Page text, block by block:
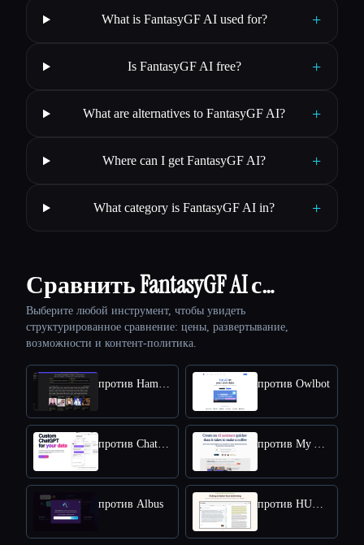
What is FantasyGF AI used for? +
Is FantasyGF AI free? +
What are alternatives to FantasyGF AI? +
Where can I get FantasyGF AI? +
What category is FantasyGF AI in? +
Сравнить FantasyGF AI с…
Выберите любой инструмент, чтобы увидеть
структурированное сравнение: цены, развертывание,
возможности и контент-политика.
против HammerAI против Owlbot
против Chatbase против My AskAI
против Albus против HUMATA